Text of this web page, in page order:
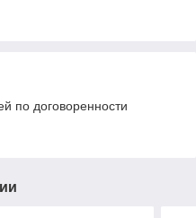
по договоренности